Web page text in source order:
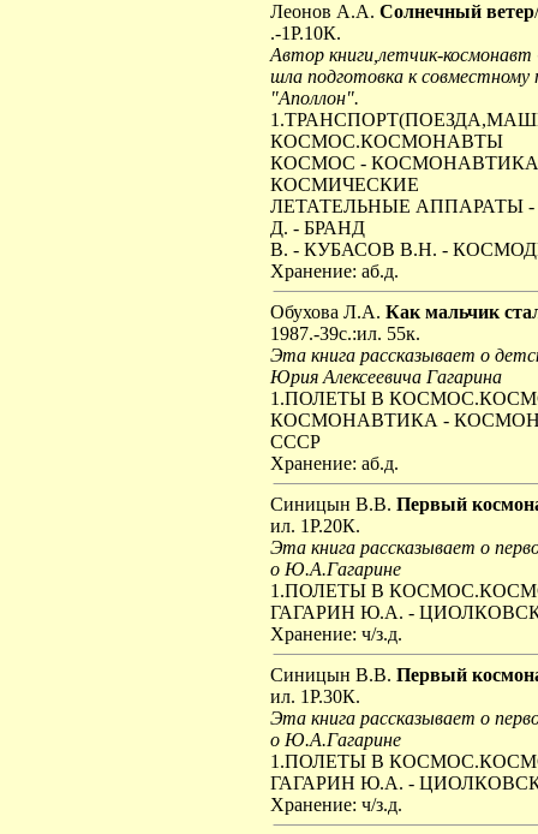
Леонов А.А. Солнечный ветер
.-1Р.10К.
Автор книги,летчик-
шла подготовка к совместному
"Аполлон".
КОСМОС.КОСМОНАВТЫ
КОСМОС - КОСМОНАВТИКА
КОСМИЧЕСКИЕ
ЛЕТАТЕЛЬНЫЕ АППАРАТЫ
Д. - БРАНД
В. - КУБАСОВ В.Н. -
Хранение: аб.д.
Обухова Л.А. Как мальчик
1987.-39с.:ил. 55к.
Эта книга рассказывает о
Юрия Алексеевича Гагарина
1.ПОЛЕТЫ В
КОСМОНАВТИКА -
СССР
Хранение: аб.д.
Синицын В.В. Первый
ил. 1Р.20К.
Эта книга рассказывает о
о Ю.А.Гагарине
1.ПОЛЕТЫ В
ГАГАРИН Ю.А. -
Хранение: ч/з.д.
Синицын В.В. Первый
ил. 1Р.30К.
Эта книга рассказывает о
о Ю.А.Гагарине
1.ПОЛЕТЫ В
ГАГАРИН Ю.А. -
Хранение: ч/з.д.